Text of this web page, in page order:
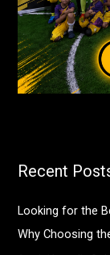
Recent
Looking for the
Why Choosing